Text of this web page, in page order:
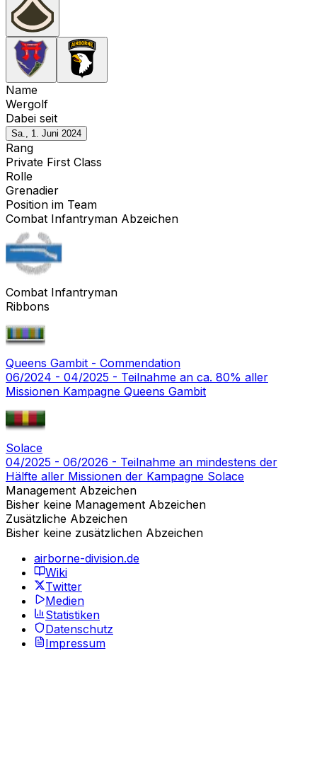
Name
Wergolf
Dabei seit
Sa., 1. Juni 2024
Rang
Private First Class
Rolle
Grenadier
Position im Team
Combat Infantryman Abzeichen
Combat Infantryman
Ribbons
Queens Gambit - Commendation
06/2024 - 04/2025 - Teilnahme an ca. 80% aller
Missionen Kampagne Queens Gambit
Solace
04/2025 - 06/2026 - Teilnahme an mindestens der
Hälfte aller Missionen der Kampagne Solace
Management Abzeichen
Bisher keine Management Abzeichen
Zusätzliche Abzeichen
Bisher keine zusätzlichen Abzeichen
airborne-division.de
Wiki
Twitter
Medien
Statistiken
Datenschutz
Impressum